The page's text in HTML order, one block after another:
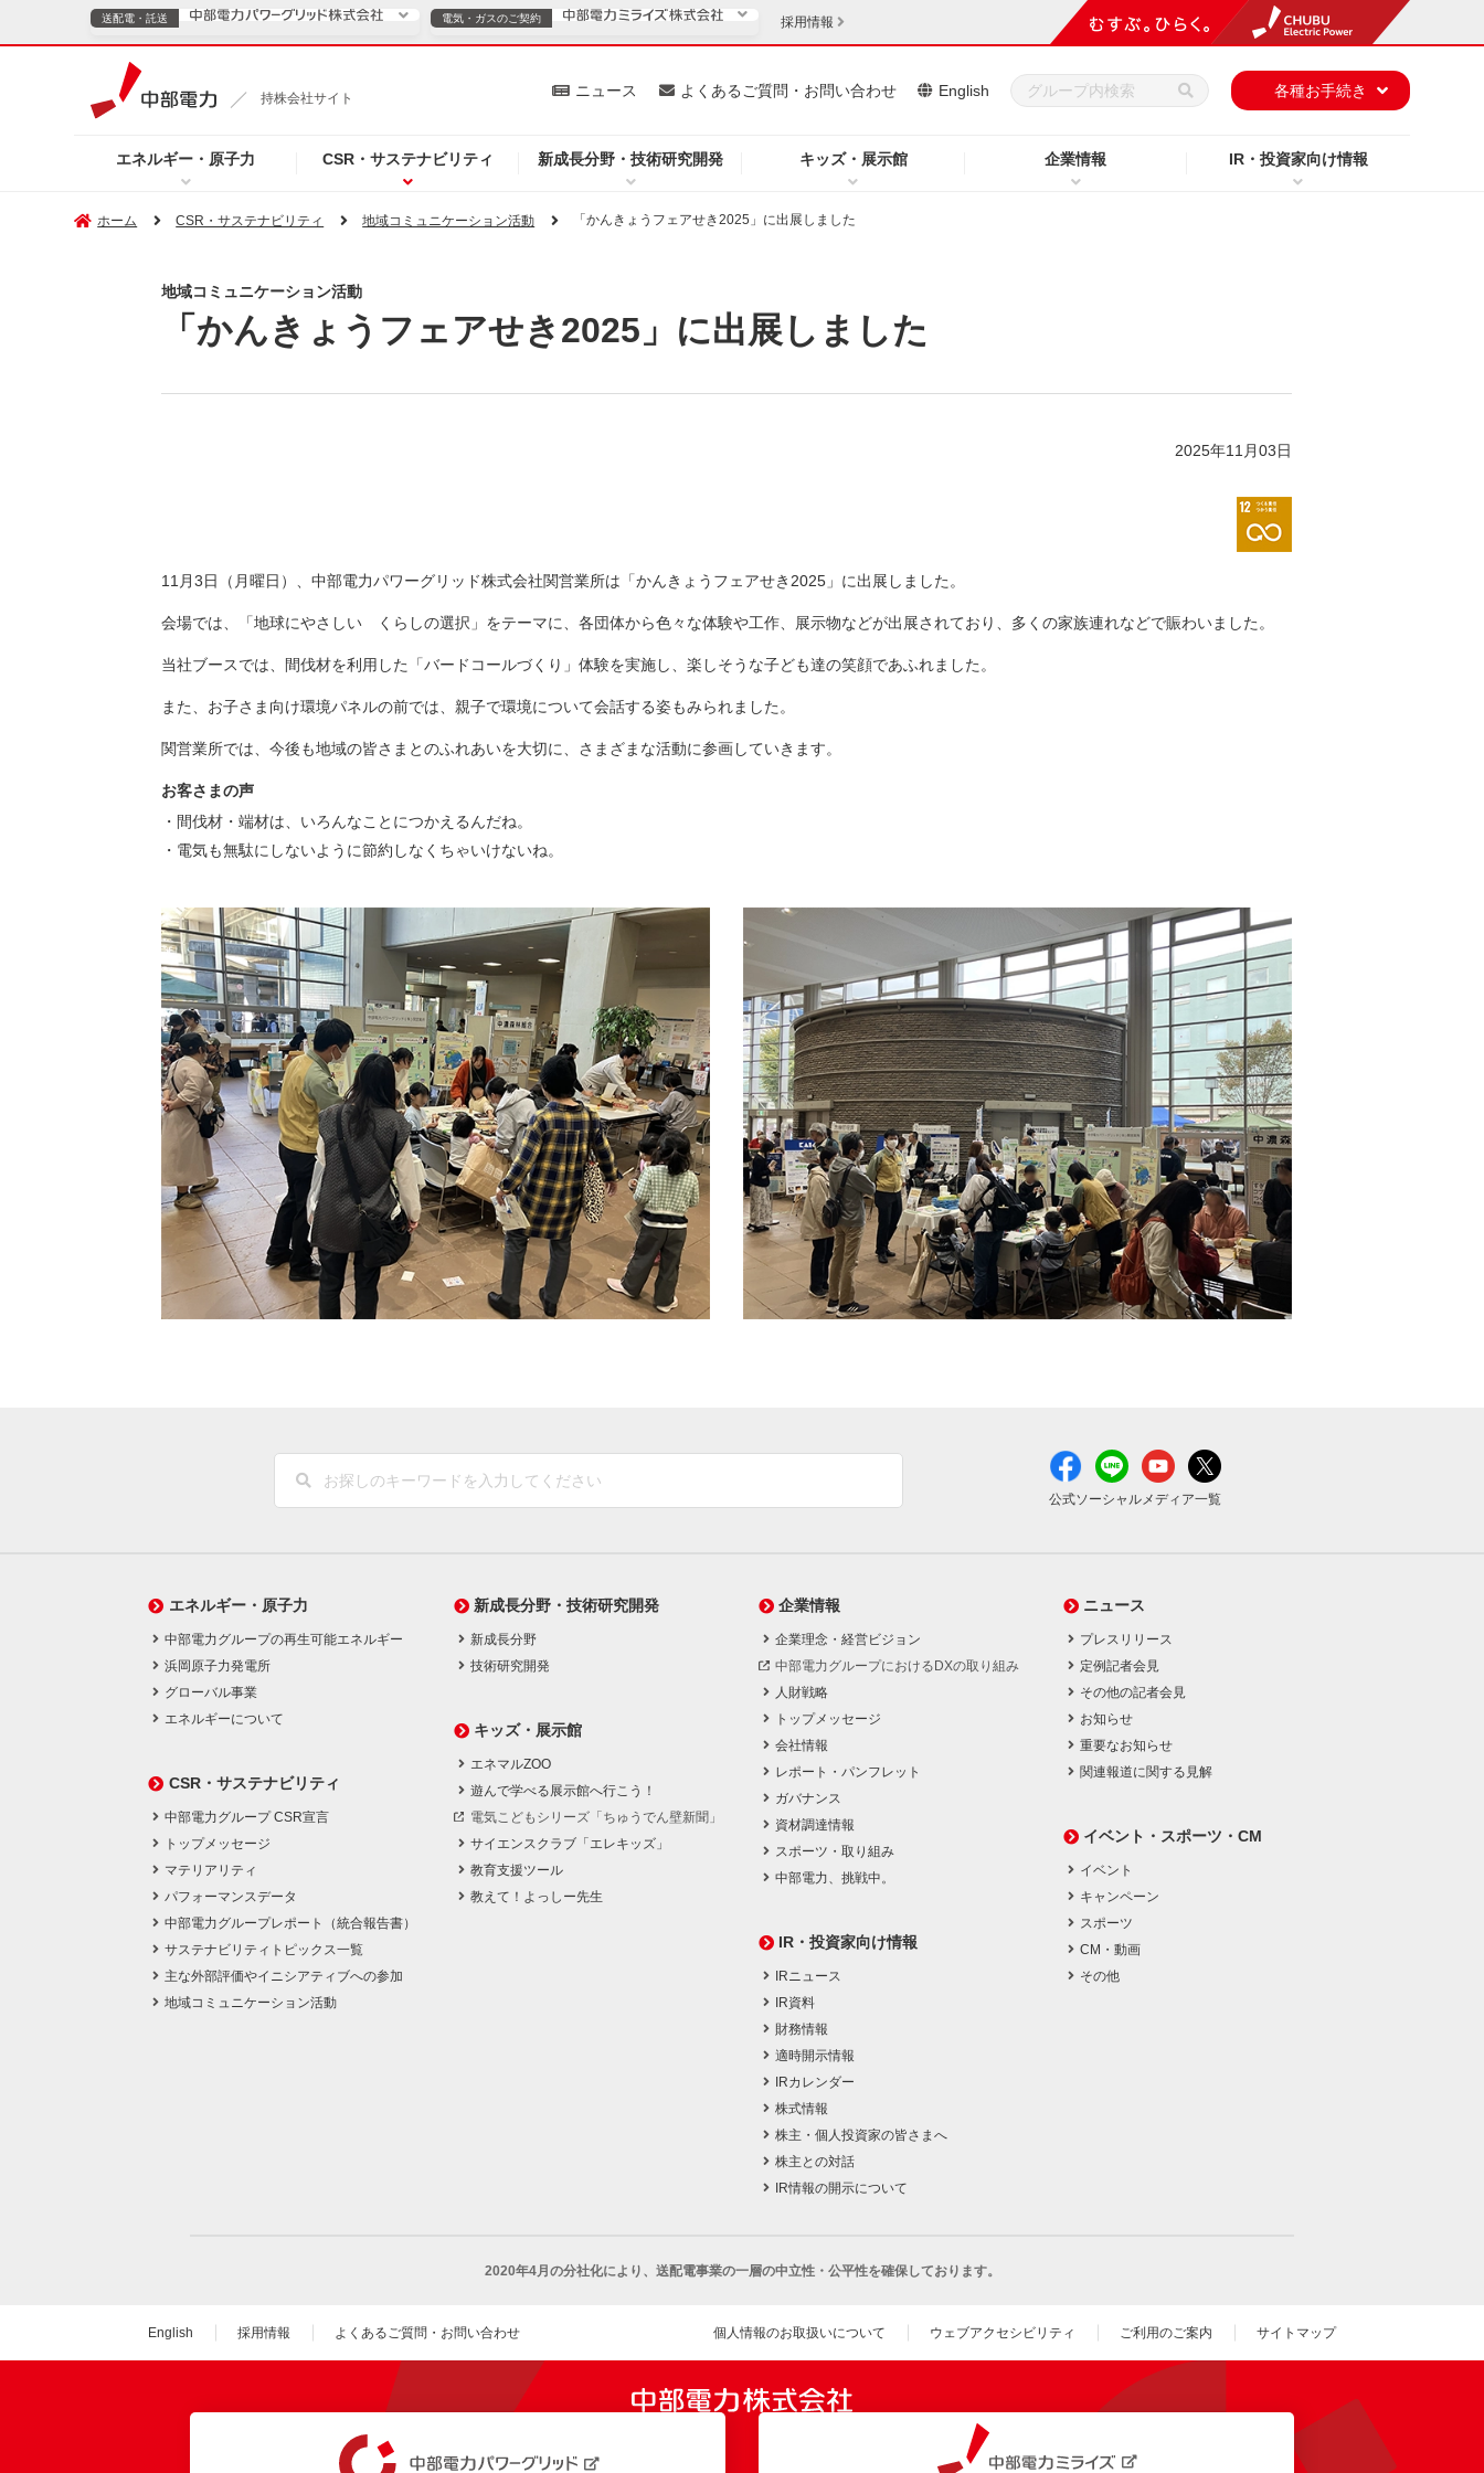
持株会社サイト
エネルギー・原子力 CSR・サステナビリティ 新成長分野・技術研究開発 キッズ・展示館 企業情報 IR・投資家向け情報
ニュース よくあるご質問・お問い合わせ English 各種お手続き
送配電・託送 電気・ガスのご契約
電気・ガスのご契約
プレスリリース（新しいウィンドウを開きます）
お知らせ（新しいウィンドウを開きます）
よくあるご質問・お問い合わせ（新しいウィンドウを開きます）
採用情報
ホーム CSR・サステナビリティ 地域コミュニケーション活動 「かんきょうフェアせき2025」に出展しました
地域コミュニケーション活動
「かんきょうフェアせき2025」に出展しました
2025年11月03日
11月3日（月曜日）、中部電力パワーグリッド株式会社関営業所は「かんきょうフェアせき2025」に出展しました。
会場では、「地球にやさしい くらしの選択」をテーマに、各団体から色々な体験や工作、展示物などが出展されており、多くの家族連れなどで賑わいました。
当社ブースでは、間伐材を利用した「バードコールづくり」体験を実施し、楽しそうな子ども達の笑顔であふれました。
また、お子さま向け環境パネルの前では、親子で環境について会話する姿もみられました。
関営業所では、今後も地域の皆さまとのふれあいを大切に、さまざまな活動に参画していきます。
お客さまの声
間伐材・端材は、いろんなことにつかえるんだね。
電気も無駄にしないように節約しなくちゃいけないね。
公式ソーシャルメディア一覧
エネルギー・原子力
中部電力グループの再生可能エネルギー
浜岡原子力発電所
グローバル事業
エネルギーについて
CSR・サステナビリティ
中部電力グループ CSR宣言
トップメッセージ
マテリアリティ
パフォーマンスデータ
中部電力グループレポート（統合報告書）
サステナビリティトピックス一覧
主な外部評価やイニシアティブへの参加
地域コミュニケーション活動
新成長分野・技術研究開発
新成長分野
技術研究開発
キッズ・展示館
エネマルZOO
遊んで学べる展示館へ行こう！
電気こどもシリーズ「ちゅうでん壁新聞」
サイエンスクラブ「エレキッズ」
教育支援ツール
教えて！よっしー先生
企業情報
企業理念・経営ビジョン
中部電力グループにおけるDXの取り組み
人財戦略
トップメッセージ
会社情報
レポート・パンフレット
ガバナンス
資材調達情報
スポーツ・取り組み
中部電力、挑戦中。
IR・投資家向け情報
IRニュース
IR資料
財務情報
適時開示情報
IRカレンダー
株式情報
株主・個人投資家の皆さまへ
株主との対話
IR情報の開示について
ニュース
プレスリリース
定例記者会見
その他の記者会見
お知らせ
重要なお知らせ
関連報道に関する見解
イベント・スポーツ・CM
イベント
キャンペーン
スポーツ
CM・動画
その他
2020年4月の分社化により、 送配電事業の一層の中立性・公平性を確保しております。
English 採用情報 よくあるご質問・お問い合わせ 個人情報のお取扱いについて ウェブアクセシビリティ ご利用のご案内 サイトマップ